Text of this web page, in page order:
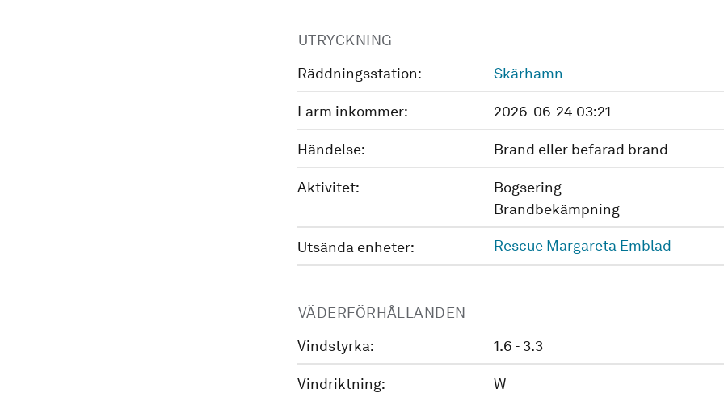
UTRYCKNING
Räddningsstation:
Skärhamn
Larm inkommer: 2026-06-24 03:21
Händelse: Brand eller befarad brand
Aktivitet:
Bogsering
Brandbekämpning
Utsända enheter: Rescue Margareta Emblad
VÄDERFÖRHÅLLANDEN
Vindstyrka:
1.6 - 3.3
Vindriktning: W